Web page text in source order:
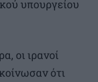
υπουργείου
οι ιρανοί
ότι